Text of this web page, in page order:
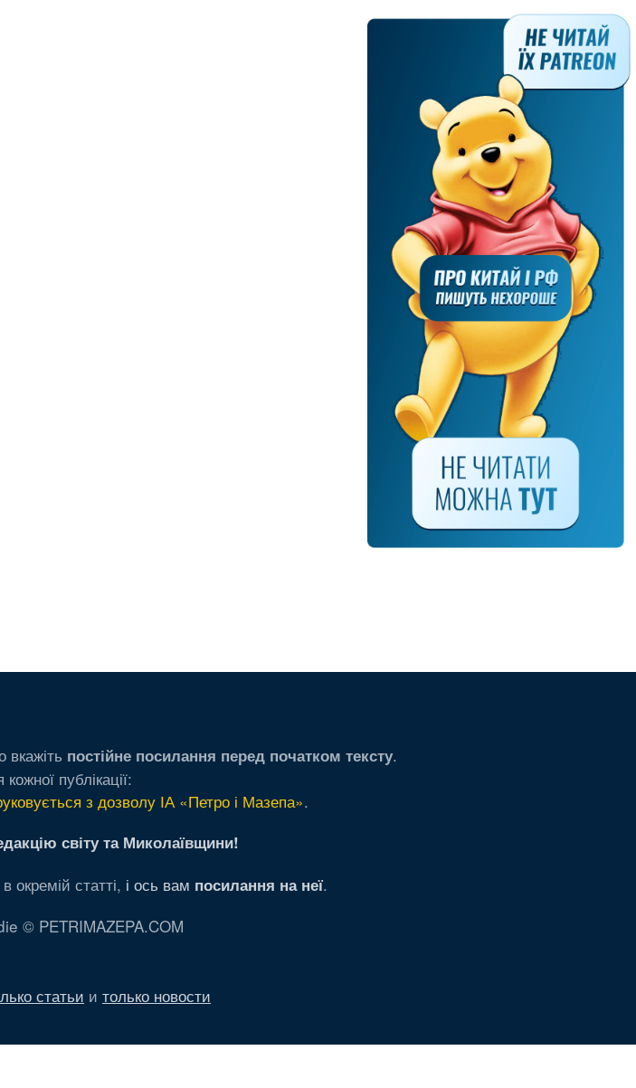
вкажіть постійне посилання перед початком тексту.
публікації:
з дозволу ІА «Петро і Мазепа».
світу та Миколаївщини!
окремій статті, і ось вам посилання на неї.
© PETRIMAZEPA.COM
статьи и только новости